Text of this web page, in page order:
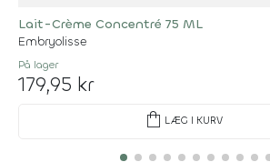
Lait-Crème Concentré 75 ML
Embryolisse
På lager
179,95 kr
shopping_bag LÆG I KURV